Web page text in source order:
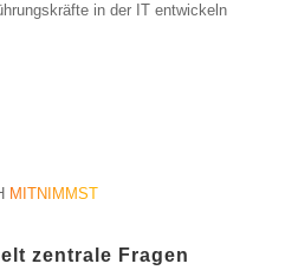
in der IT entwickeln
MITNIMMST
zentrale Fragen